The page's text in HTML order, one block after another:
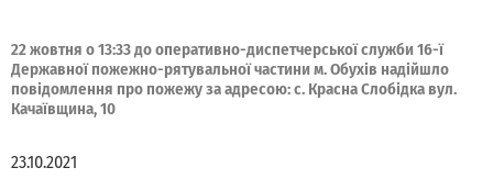
22 жовтня о 13:33 до оперативно-диспетчерської служби 16-ї
Державної пожежно-рятувальної частини м. Обухів надійшло
повідомлення про пожежу за адресою: с. Красна Слобідка вул.
Качаївщина, 10
23.10.2021